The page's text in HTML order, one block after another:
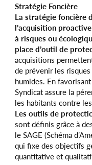
Stratégie Foncière
La stratégie foncière
l’acquisition
à risques ou
place d’outil de
acquisitions
de prévenir les
humides. En
Syndicat assure la
les habitants contre
Les outils de
sont définis grâce à
le SAGE (Schéma
qui fixe des objectifs
quantitative et